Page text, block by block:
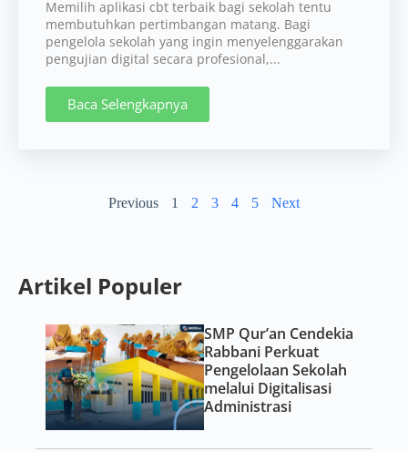
Memilih aplikasi cbt terbaik bagi sekolah tentu
membutuhkan pertimbangan matang. Bagi
pengelola sekolah yang ingin menyelenggarakan
pengujian digital secara profesional,...
Baca Selengkapnya
Previous 1 2 3 4 5 Next
Artikel Populer
SMP Qur’an Cendekia
Rabbani Perkuat
Pengelolaan Sekolah
melalui Digitalisasi
Administrasi